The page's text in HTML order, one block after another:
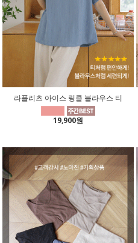
라플리츠 아이스 링클 블라우스 티
19,900원